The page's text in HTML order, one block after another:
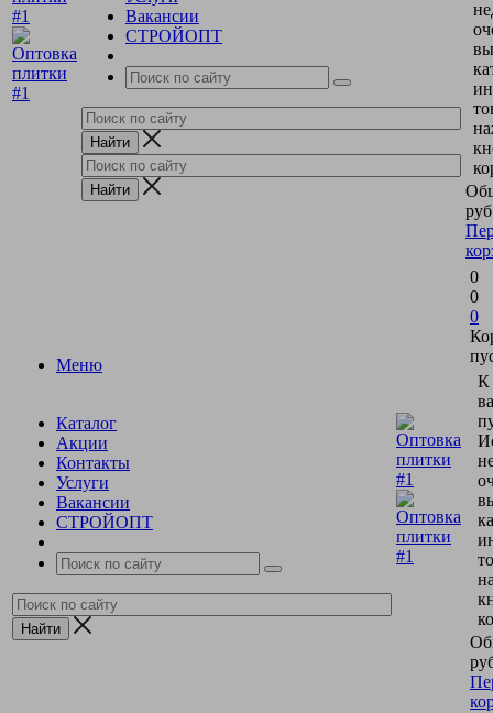
Вакансии
СТРОЙОПТ
Меню
Каталог
Акции
Контакты
Услуги
Вакансии
СТРОЙОПТ
0
0
0
К